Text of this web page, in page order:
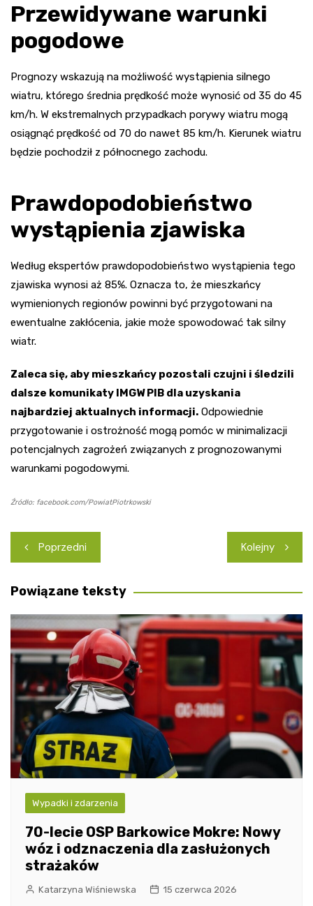
Przewidywane warunki
pogodowe
Prognozy wskazują na możliwość wystąpienia silnego
wiatru, którego średnia prędkość może wynosić od 35 do 45
km/h. W ekstremalnych przypadkach porywy wiatru mogą
osiągnąć prędkość od 70 do nawet 85 km/h. Kierunek wiatru
będzie pochodził z północnego zachodu.
Prawdopodobieństwo
wystąpienia zjawiska
Według ekspertów prawdopodobieństwo wystąpienia tego
zjawiska wynosi aż 85%. Oznacza to, że mieszkańcy
wymienionych regionów powinni być przygotowani na
ewentualne zakłócenia, jakie może spowodować tak silny
wiatr.
Zaleca się, aby mieszkańcy pozostali czujni i śledzili
dalsze komunikaty IMGW PIB dla uzyskania
najbardziej aktualnych informacji. Odpowiednie
przygotowanie i ostrożność mogą pomóc w minimalizacji
potencjalnych zagrożeń związanych z prognozowanymi
warunkami pogodowymi.
Źródło: facebook.com/PowiatPiotrkowski
Nawigacja
wpisu
Poprzedni Kolejny
Powiązane teksty
Wypadki i zdarzenia
70-lecie OSP Barkowice Mokre: Nowy
wóz i odznaczenia dla zasłużonych
strażaków
Katarzyna Wiśniewska 15 czerwca 2026